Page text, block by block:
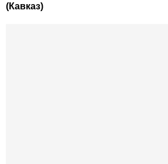
(Кавказ)